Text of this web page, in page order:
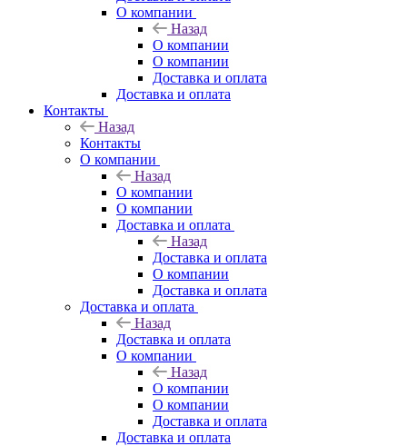
О компании
Назад
О компании
О компании
Доставка и оплата
Доставка и оплата
Контакты
Назад
Контакты
О компании
Назад
О компании
О компании
Доставка и оплата
Назад
Доставка и оплата
О компании
Доставка и оплата
Доставка и оплата
Назад
Доставка и оплата
О компании
Назад
О компании
О компании
Доставка и оплата
Доставка и оплата